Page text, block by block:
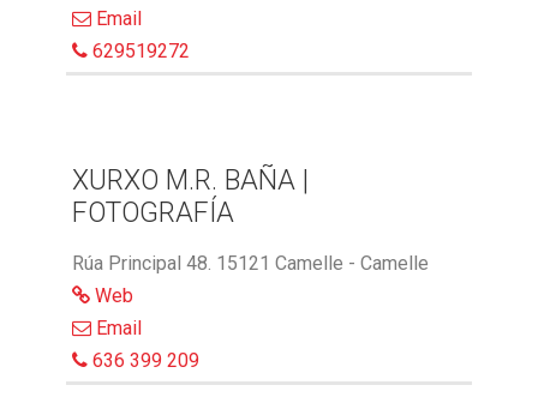
Email
629519272
XURXO M.R. BAÑA |
FOTOGRAFÍA
Rúa Principal 48. 15121 Camelle - Camelle
Web
Email
636 399 209